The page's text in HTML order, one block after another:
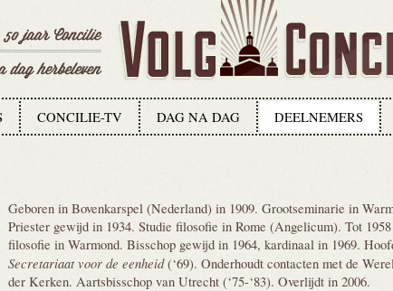
CONCILIE-TV DAG NA DAG DEELNEMERS
Geboren in Bovenkarspel (Nederland) in 1909. Grootseminarie in
Priester gewijd in 1934. Studie filosofie in Rome (Angelicum). Tot
filosofie in Warmond. Bisschop gewijd in 1964, kardinaal in 1969.
Secretariaat voor de eenheid(‘69). Onderhoudt contacten met de
der Kerken. Aartsbisschop van Utrecht (‘75-‘83). Overlijdt in 2006.